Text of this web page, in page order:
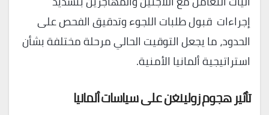
إجراءات قبول طلبات اللجوء وتدقيق الفحص على
الحدود، ما يجعل التوقيت الحالي مرحلة مختلفة بشأن
استراتيجية ألمانيا الأمنية.
تأثير هجوم زولينغن على سياسات ألمانيا